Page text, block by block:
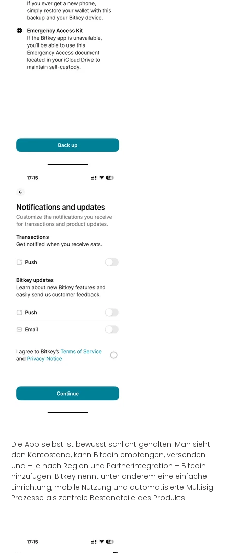
Die App selbst ist bewusst schlicht gehalten. Man sieht
den Kontostand, kann Bitcoin empfangen, versenden
und – je nach Region und Partnerintegration – Bitcoin
hinzufügen. Bitkey nennt unter anderem eine einfache
Einrichtung, mobile Nutzung und automatisierte Multisig-
Prozesse als zentrale Bestandteile des Produkts.